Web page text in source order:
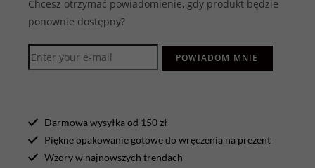
Chcesz otrzymać powiadomienie, gdy produkt będzie
ponownie dostępny?
POWIADOM MNIE
Darmowa wysyłka od 150 zł
Piękne opakowanie gotowe do wręczenia na prezent
Wzory w najnowszych trendach